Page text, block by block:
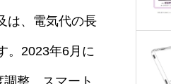
は、電気代の長
。2023年6月に
整、スマート